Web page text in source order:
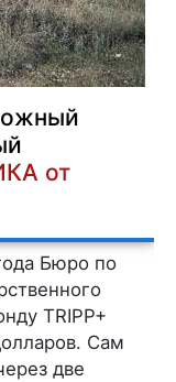
от
Бюро по
TRIPP+
Сам
две